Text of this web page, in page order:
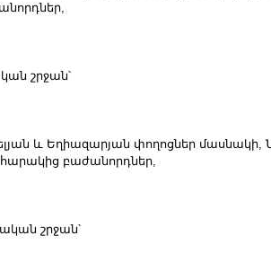
շրջան՝
և Եղիազարյան փողոցներ մասնակի,
հարակից բաժանորդներ,
շրջան՝